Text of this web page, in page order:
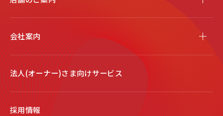
会社案内
法人(オーナー)さま向けサービス
採用情報